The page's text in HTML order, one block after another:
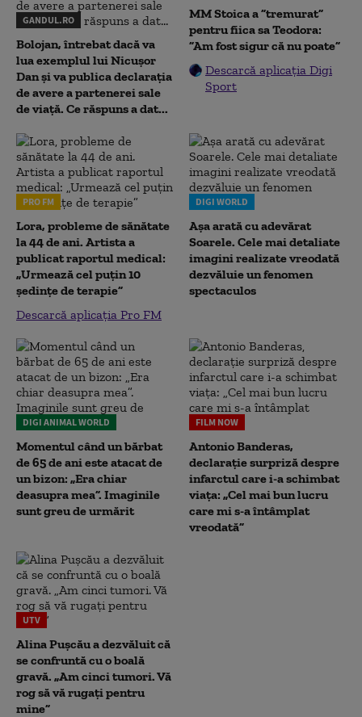
GANDUL.RO
Bolojan, întrebat dacă va
lua exemplul lui Nicușor
Dan și va publica declarația
de avere a partenerei sale
de viață. Ce răspuns a dat...
MM Stoica a ”tremurat”
pentru fiica sa Teodora:
”Am fost sigur că nu poate”
Descarcă aplicația Digi
Sport
PRO FM
Lora, probleme de sănătate
la 44 de ani. Artista a
publicat raportul medical:
„Urmează cel puțin 10
ședințe de terapie”
Descarcă aplicația Pro FM
DIGI WORLD
Așa arată cu adevărat
Soarele. Cele mai detaliate
imagini realizate vreodată
dezvăluie un fenomen
spectaculos
DIGI ANIMAL WORLD
Momentul când un bărbat
de 65 de ani este atacat de
un bizon: „Era chiar
deasupra mea”. Imaginile
sunt greu de urmărit
FILM NOW
Antonio Banderas,
declarație surpriză despre
infarctul care i-a schimbat
viața: „Cel mai bun lucru
care mi s-a întâmplat
vreodată”
UTV
Alina Pușcău a dezvăluit că
se confruntă cu o boală
gravă. „Am cinci tumori. Vă
rog să vă rugați pentru
mine”